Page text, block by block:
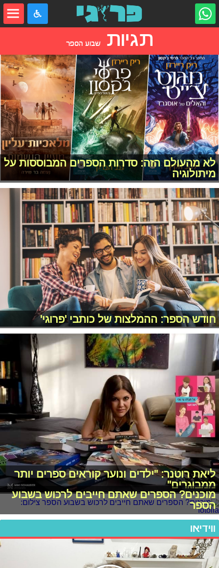
תגיותשבוע הספר
לא מהעולם הזה: סדרות הספרים המבוססות על
מיתולוגיה
חודש הספר: ההמלצות של כותבי 'פרוגי'
ליאת רוטנר: "ילדים ונוער קוראים ספרים יותר
ממבוגרים"
מוכנים? הספרים שאתם חייבים לרכוש בשבוע
הספר
ווידיאו